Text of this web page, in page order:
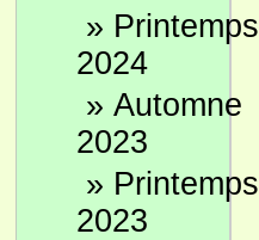
» Printemps
2024
» Automne
2023
» Printemps
2023